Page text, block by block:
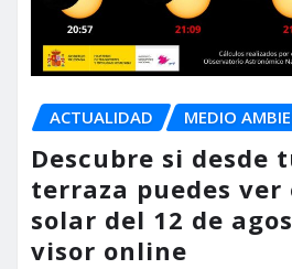
ACTUALIDAD MEDIO
Descubre si desde
terraza puedes ver
solar del 12 de
visor online